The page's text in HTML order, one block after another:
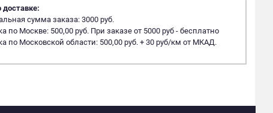
сумма заказа: 3000 руб.
по Москве: 500,00 руб. При заказе от 5000 руб - бесплатно
по Московской области: 500,00 руб. + 30 руб/км от МКАД.